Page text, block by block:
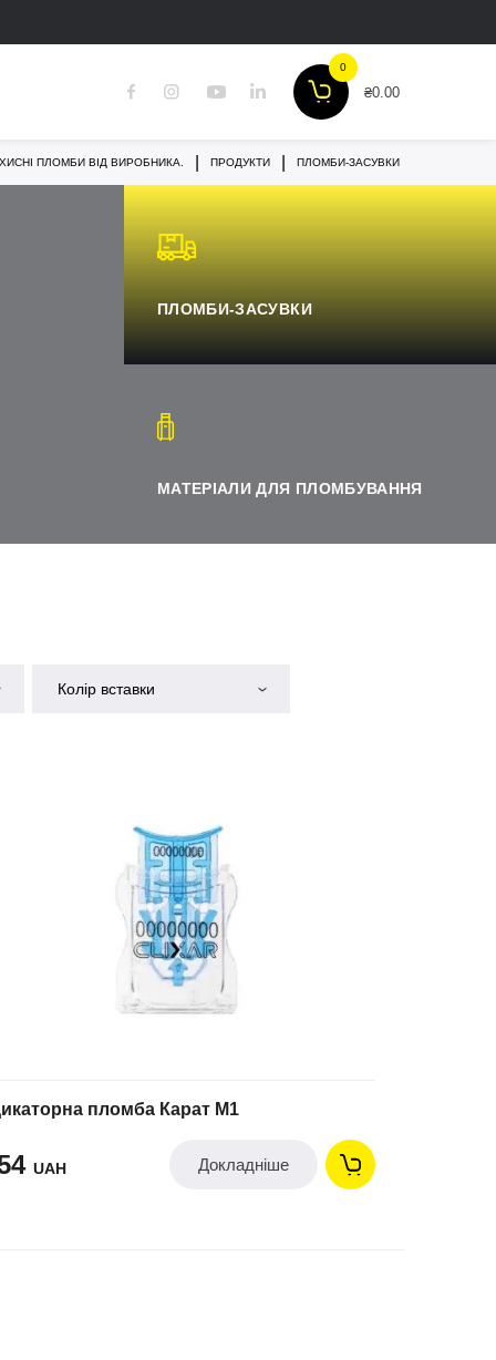
0
₴0.00
ПЛОМБИ ВІД ВИРОБНИКА. ПРОДУКТИ ПЛОМБИ-ЗАСУВКИ
МАТЕРІАЛИ ДЛЯ ПЛОМБУВАННЯ
ПЛОМБИ-ЗАСУВКИ
Колір вставки
пломба Карат М1
UAH Докладніше